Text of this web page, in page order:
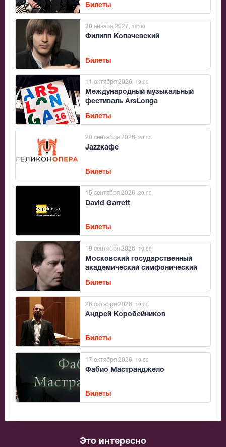
Билеты
Филипп Копачевский
30 января 2027 , 19:00
Билеты
Международный музыкальный
фестиваль ArsLonga
11 октября 2026 , 19:00
Билеты
Jazzкафе
20 сентября 2026 , 20:00
Билеты
David Garrett
15 сентября 2026 , 20:00
Билеты
Московский государственный
академический симфонический
19 сентября 2026 , 19:00
Билеты
Андрей Коробейников
26 октября 2026 , 19:00
Билеты
Фабио Мастранджело
17 октября 2026 , 19:00
Билеты
Это интересно